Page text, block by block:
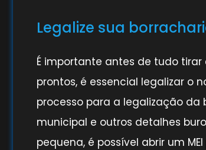
Legalize sua
É importante antes de tudo
prontos, é essencial legalizar o
processo para a legalização da
municipal e outros detalhes
pequena, é possível abrir um